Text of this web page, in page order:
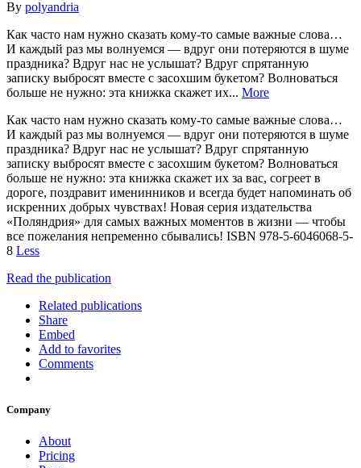
By polyandria
Как часто нам нужно сказать кому-то самые важные слова…
И каждый раз мы волнуемся — вдруг они потеряются в шуме
праздника? Вдруг нас не услышат? Вдруг спрятанную
записку выбросят вместе с засохшим букетом? Волноваться
больше не нужно: эта книжка скажет их... More
Как часто нам нужно сказать кому-то самые важные слова…
И каждый раз мы волнуемся — вдруг они потеряются в шуме
праздника? Вдруг нас не услышат? Вдруг спрятанную
записку выбросят вместе с засохшим букетом? Волноваться
больше не нужно: эта книжка скажет их за вас, согреет в
дороге, поздравит именинников и всегда будет напоминать об
искренних добрых чувствах! Новая серия издательства
«Поляндрия» для самых важных моментов в жизни — чтобы
все пожелания непременно сбывались! ISBN 978-5-6046068-5-
8 Less
Read the publication
Related publications
Share
Embed
Add to favorites
Comments
Company
About
Pricing